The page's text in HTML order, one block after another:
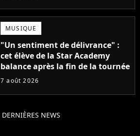
MUSIQUE
"Un sentiment de délivrance" :
cet élève de la Star Academy
balance après la fin de la tournée
7 août 2026
DERNIÈRES NEWS